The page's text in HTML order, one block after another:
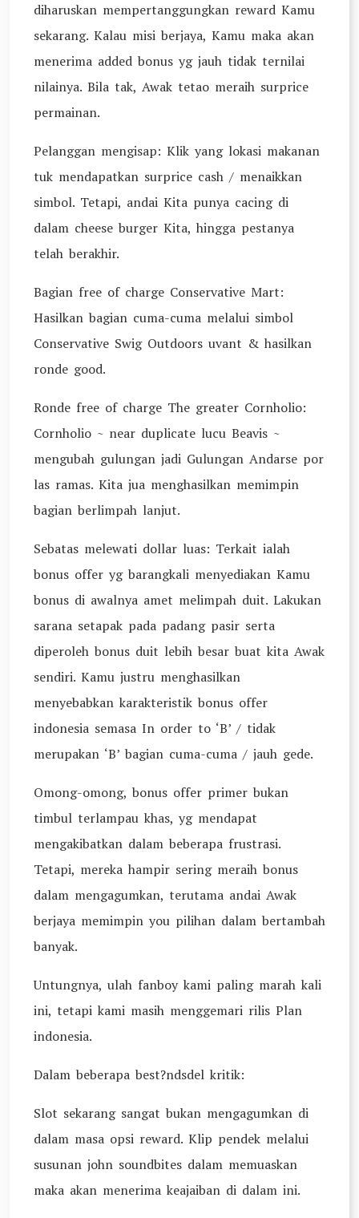
diharuskan mempertanggungkan reward Kamu
sekarang. Kalau misi berjaya, Kamu maka akan
menerima added bonus yg jauh tidak ternilai
nilainya. Bila tak, Awak tetao meraih surprice
permainan.
Pelanggan mengisap: Klik yang lokasi makanan
tuk mendapatkan surprice cash / menaikkan
simbol. Tetapi, andai Kita punya cacing di
dalam cheese burger Kita, hingga pestanya
telah berakhir.
Bagian free of charge Conservative Mart:
Hasilkan bagian cuma-cuma melalui simbol
Conservative Swig Outdoors uvant & hasilkan
ronde good.
Ronde free of charge The greater Cornholio:
Cornholio ~ near duplicate lucu Beavis ~
mengubah gulungan jadi Gulungan Andarse por
las ramas. Kita jua menghasilkan memimpin
bagian berlimpah lanjut.
Sebatas melewati dollar luas: Terkait ialah
bonus offer yg barangkali menyediakan Kamu
bonus di awalnya amet melimpah duit. Lakukan
sarana setapak pada padang pasir serta
diperoleh bonus duit lebih besar buat kita Awak
sendiri. Kamu justru menghasilkan
menyebabkan karakteristik bonus offer
indonesia semasa In order to ‘B’ / tidak
merupakan ‘B’ bagian cuma-cuma / jauh gede.
Omong-omong, bonus offer primer bukan
timbul terlampau khas, yg mendapat
mengakibatkan dalam beberapa frustrasi.
Tetapi, mereka hampir sering meraih bonus
dalam mengagumkan, terutama andai Awak
berjaya memimpin you pilihan dalam bertambah
banyak.
Untungnya, ulah fanboy kami paling marah kali
ini, tetapi kami masih menggemari rilis Plan
indonesia.
Dalam beberapa best?ndsdel kritik:
Slot sekarang sangat bukan mengagumkan di
dalam masa opsi reward. Klip pendek melalui
susunan john soundbites dalam memuaskan
maka akan menerima keajaiban di dalam ini.